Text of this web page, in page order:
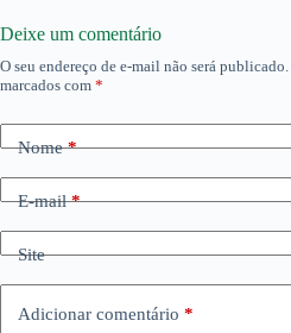
Deixe um comentário
O seu endereço de e-mail não será publicado.
marcados com *
Nome*
E-mail*
Site
Adicionar comentário *